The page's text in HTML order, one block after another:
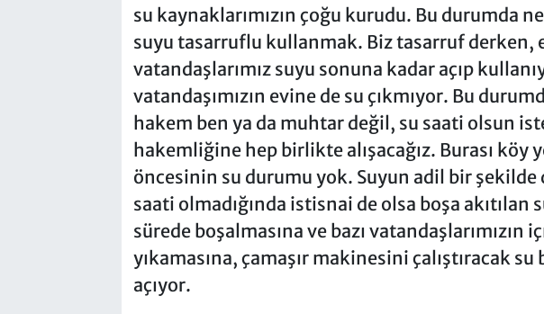
su kaynaklarımızın çoğu kurudu. Bu durumda
suyu tasarruflu kullanmak. Biz tasarruf derken,
vatandaşlarımız suyu sonuna kadar açıp
vatandaşımızın evine de su çıkmıyor. Bu
hakem ben ya da muhtar değil, su saati olsun
hakemliğine hep birlikte alışacağız. Burası köy
öncesinin su durumu yok. Suyun adil bir şekilde
saati olmadığında istisnai de olsa boşa akıtılan
sürede boşalmasına ve bazı vatandaşlarımızın
yıkamasına, çamaşır makinesini çalıştıracak su
açıyor.